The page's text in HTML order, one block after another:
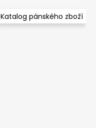
Katalog pánského zboží